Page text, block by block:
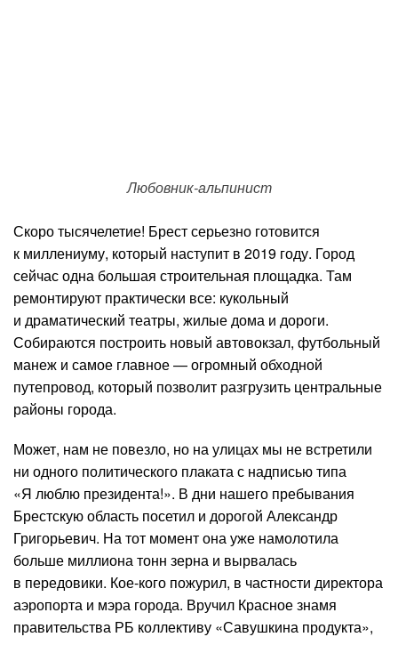
Любовник-альпинист
Скоро тысячелетие! Брест серьезно готовится
к миллениуму, который наступит в 2019 году. Город
сейчас одна большая строительная площадка. Там
ремонтируют практически все: кукольный
и драматический театры, жилые дома и дороги.
Собираются построить новый автовокзал, футбольный
манеж и самое главное — огромный обходной
путепровод, который позволит разгрузить центральные
районы города.
Может, нам не повезло, но на улицах мы не встретили
ни одного политического плаката с надписью типа
«Я люблю президента!». В дни нашего пребывания
Брестскую область посетил и дорогой Александр
Григорьевич. На тот момент она уже намолотила
больше миллиона тонн зерна и вырвалась
в передовики. Кое-кого пожурил, в частности директора
аэропорта и мэра города. Вручил Красное знамя
правительства РБ коллективу «Савушкина продукта»,